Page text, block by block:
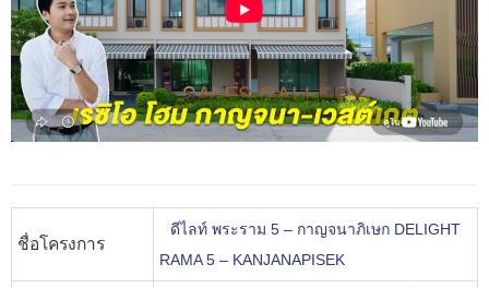
ชื่อโครงการ
ดีไลท์ พระราม 5 – กาญจนาภิเษก DELIGHT
RAMA 5 – KANJANAPISEK